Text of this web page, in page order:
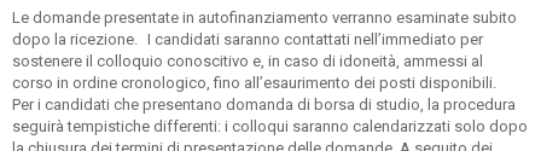
Le domande presentate in autofinanziamento verranno esaminate subito
dopo la ricezione. I candidati saranno contattati nell’immediato per
sostenere il colloquio conoscitivo e, in caso di idoneità, ammessi al
corso in ordine cronologico, fino all’esaurimento dei posti disponibili.
Per i candidati che presentano domanda di borsa di studio, la procedura
seguirà tempistiche differenti: i colloqui saranno calendarizzati solo dopo